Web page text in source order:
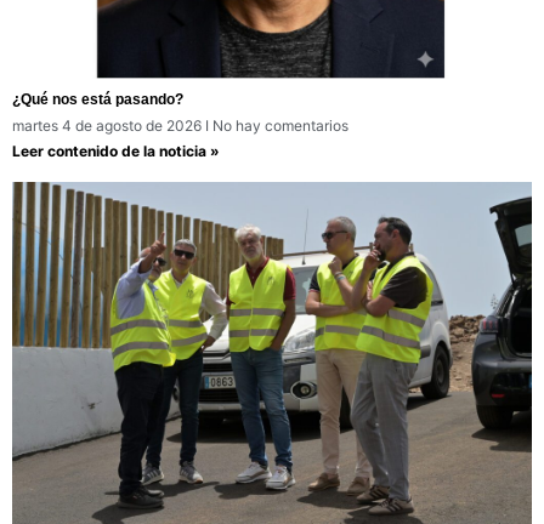
¿Qué nos está pasando?
martes 4 de agosto de 2026
No hay comentarios
Leer contenido de la noticia »